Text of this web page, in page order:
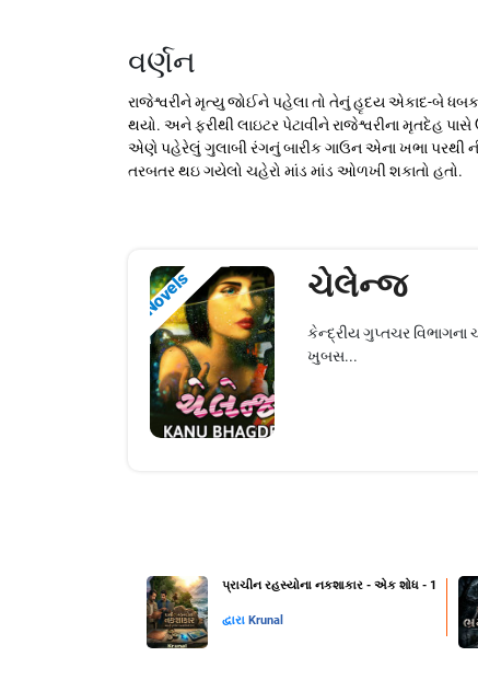
વર્ણન
રાજેશ્વરીને મૃત્યુ જોઈને પહેલા તો તેનું હૃદય એકાદ-બે
થયો. અને ફરીથી લાઇટર પેટાવીને રાજેશ્વરીના મૃતદેહ
એણે પહેરેલું ગુલાબી રંગનું બારીક ગાઉન એના ખભા પરથી
તરબતર થઇ ગયેલો ચહેરો માંડ માંડ ઓળખી શકાતો હતો.
Novels ચેલેન્જ
કેન્દ્રીય ગુપ્તચર
ખુબસ...
પ્રાચીન રહસ્યોના નકશાકાર - એક શોધ - 1
દ્વારા Krunal